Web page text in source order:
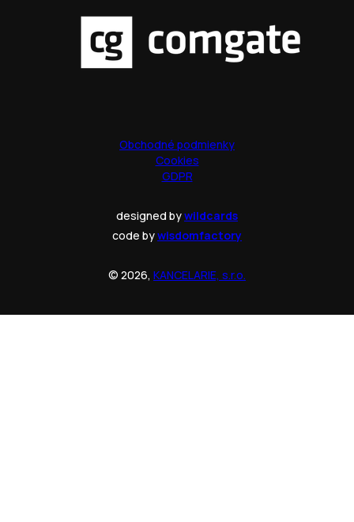
Obchodné podmienky
Cookies
GDPR
designed bywildcards
code bywisdomfactory
© 2026, KANCELARIE, s.r.o.